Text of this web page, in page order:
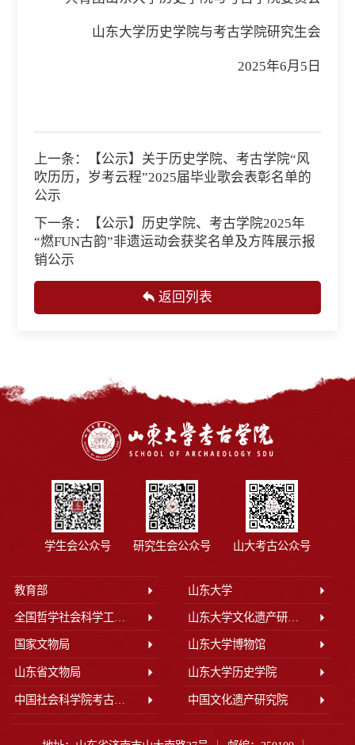
山东大学历史学院与考古学院研究生会
2025年6月 5日
上一条：
【公示】关于历史学院、考古学院“风
吹历历，岁考云程”2025届毕业歌会表彰名单的
公示
下一条：
【公示】历史学院、考古学院2025年
“燃FUN古韵”非遗运动会获奖名单及方阵展示报
销公示
返回列表
学生会公众号 研究生会公众号 山大考古公众号
教育部 山东大学
山东大学文化遗产研究院
国家文物局 山东大学博物馆
山东省文物局 山东大学历史学院
中国社会科学院考古研究所 中国文化遗产研究院